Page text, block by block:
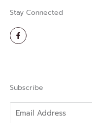
Stay Connected
F
a
c
-
f
Subscribe
Address